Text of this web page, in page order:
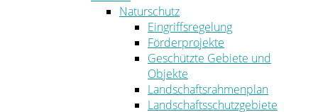
Naturschutz
Eingriffsregelung
Förderprojekte
Geschützte Gebiete und
Objekte
Landschaftsrahmenplan
Landschaftsschutzgebiete